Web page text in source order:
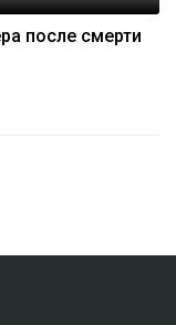
после смерти